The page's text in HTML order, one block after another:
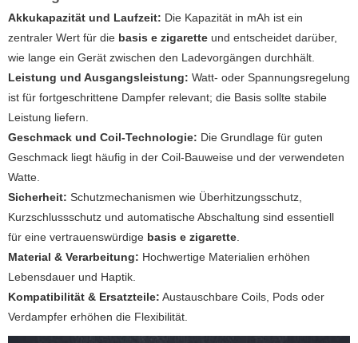
Akkukapazität und Laufzeit: Die Kapazität in mAh ist ein
zentraler Wert für die basis e zigarette und entscheidet darüber,
wie lange ein Gerät zwischen den Ladevorgängen durchhält.
Leistung und Ausgangsleistung: Watt- oder Spannungsregelung
ist für fortgeschrittene Dampfer relevant; die Basis sollte stabile
Leistung liefern.
Geschmack und Coil-Technologie: Die Grundlage für guten
Geschmack liegt häufig in der Coil-Bauweise und der verwendeten
Watte.
Sicherheit: Schutzmechanismen wie Überhitzungsschutz,
Kurzschlussschutz und automatische Abschaltung sind essentiell
für eine vertrauenswürdige basis e zigarette.
Material & Verarbeitung: Hochwertige Materialien erhöhen
Lebensdauer und Haptik.
Kompatibilität & Ersatzteile: Austauschbare Coils, Pods oder
Verdampfer erhöhen die Flexibilität.